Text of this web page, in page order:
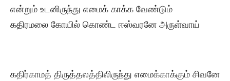
என்றும் உடனிருந்து எமைக் காக்க வேண்டும்
கதிரமலை கோயில் கொண்ட ஈஸ்வரனே அருள்வாய்
கதிர்காமத் திருத்தலத்திலிருந்து எமைக்காக்கும் சிவனே